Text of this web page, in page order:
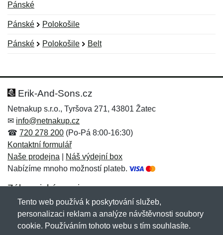
Pánské
Pánské Polokošile
Pánské Polokošile Belt
Hodnocení:
Jméno: *
Zpráva*
Jméno:
E-mail:*
Erik-And-Sons.cz
Netnakup s.r.o., Tyršova 271, 43801 Žatec
✉ info@netnakup.cz
☎ 720 278 200 (Po-Pá 8:00-16:30)
Kontaktní formulář
Naše prodejna
Náš výdejní box
Nabízíme mnoho možností plateb.
Zákaznický servis
Novinky emailem
Tento web používá k poskytování služeb,
personalizaci reklam a analýze návštěvnosti soubory
cookie. Používáním tohoto webu s tím souhlasíte.